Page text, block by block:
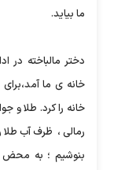
ما بیاید.
دختر مالباخته در
خانه ی ما
خانه را کرد. طلا و
رمالی ، ظرف آب طلا
بنوشیم ؛ به محض